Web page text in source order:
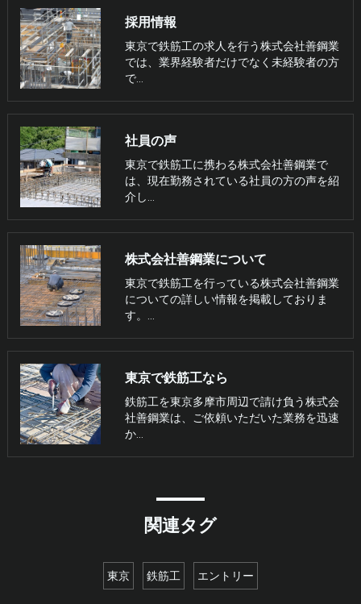
採用情報
東京で鉄筋工の求人を行う株式会社善鋼業
では、業界経験者だけでなく未経験者の方
で…
社員の声
東京で鉄筋工に携わる株式会社善鋼業で
は、現在勤務されている社員の方の声を紹
介し…
株式会社善鋼業について
東京で鉄筋工を行っている株式会社善鋼業
についての詳しい情報を掲載しておりま
す。…
東京で鉄筋工なら
鉄筋工を東京多摩市周辺で請け負う株式会
社善鋼業は、ご依頼いただいた業務を迅速
か…
関連タグ
東京 鉄筋工 エントリー